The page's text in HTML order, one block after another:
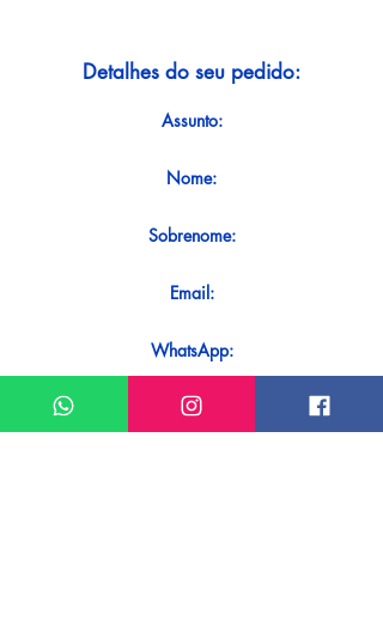
Detalhes do seu pedido:
Assunto:
Nome:
Sobrenome:
Email:
WhatsApp:
Mensagem: